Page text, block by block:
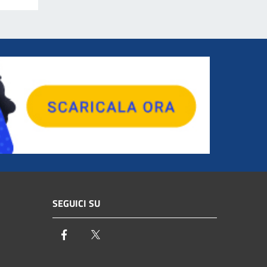
SEGUICI SU
Facebook